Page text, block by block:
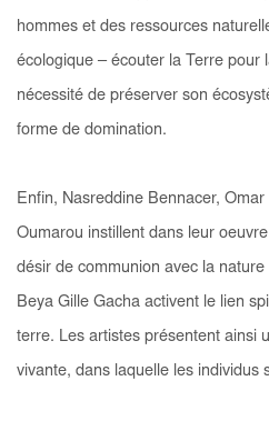
hommes et des ressources
écologique – écouter la Terre pour
nécessité de préserver son
forme de domination.
Enfin, Nasreddine Bennacer,
Oumarou instillent dans leur oeuvre
désir de communion avec la
Beya Gille Gacha activent le lien
terre. Les artistes présentent ainsi
vivante, dans laquelle les individus